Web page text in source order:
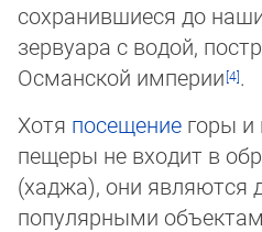
сохранившиеся до
зер­вуара с водой,
Османской империи
.
Хотя посещение горы и
пещеры не входит в
(хаджа), они являются
популярными